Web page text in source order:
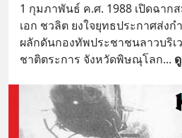
1 กุมภาพันธ์ ค.ศ. 1988 เปิดฉาก
เอก ชวลิต ยงใจยุทธประกาศส่ง
ผลักดันกองทัพประชาชนลาวบริเ
ชาติตระการ จังหวัดพิษณุโลก...